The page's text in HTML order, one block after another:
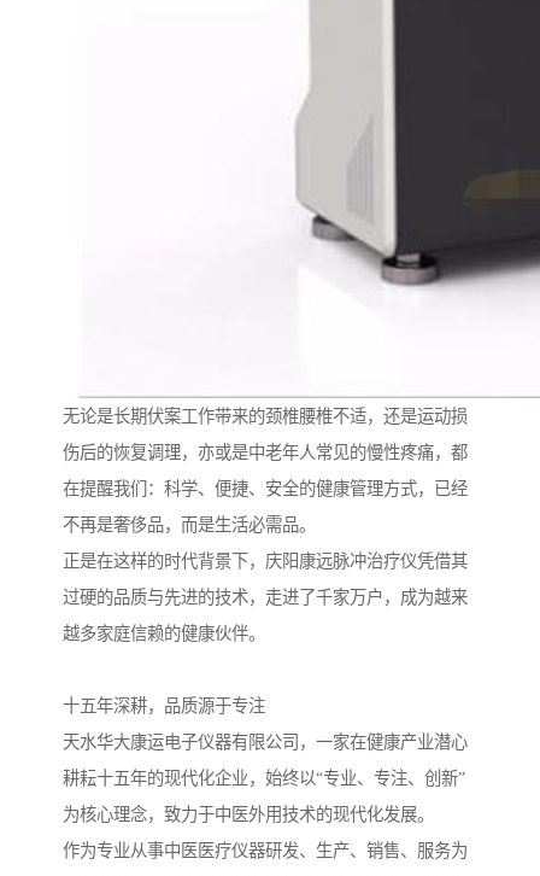
无论是长期伏案工作带来的颈椎腰椎不适，还是运动损
伤后的恢复调理，亦或是中老年人常见的慢性疼痛，都
在提醒我们：科学、便捷、安全的健康管理方式，已经
不再是奢侈品，而是生活必需品。
正是在这样的时代背景下，庆阳康远脉冲治疗仪凭借其
过硬的品质与先进的技术，走进了千家万户，成为越来
越多家庭信赖的健康伙伴。
十五年深耕，品质源于专注
天水华大康运电子仪器有限公司，一家在健康产业潜心
耕耘十五年的现代化企业，始终以“专业、专注、创新”
为核心理念，致力于中医外用技术的现代化发展。
作为专业从事中医医疗仪器研发、生产、销售、服务为